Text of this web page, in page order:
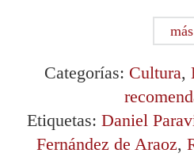
más
Categorías: Cultura,
Etiquetas: Daniel
Fernández de Araoz,